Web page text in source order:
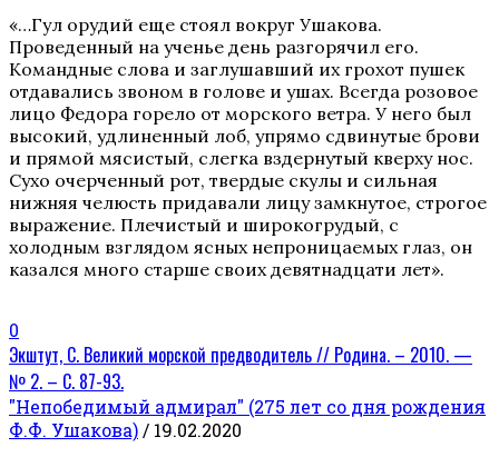
«…Гул орудий еще стоял вокруг Ушакова.
Проведенный на ученье день разгорячил его.
Командные слова и заглушавший их грохот пушек
отдавались звоном в голове и ушах. Всегда розовое
лицо Федора горело от морского ветра. У него был
высокий, удлиненный лоб, упрямо сдвинутые брови
и прямой мясистый, слегка вздернутый кверху нос.
Сухо очерченный рот, твердые скулы и сильная
нижняя челюсть придавали лицу замкнутое, строгое
выражение. Плечистый и широкогрудый, с
холодным взглядом ясных непроницаемых глаз, он
казался много старше своих девятнадцати лет».
0
Экштут, С. Великий морской предводитель // Родина. – 2010. —
№ 2. – С. 87-93.
"Непобедимый адмирал" (275 лет со дня рождения
Ф.Ф. Ушакова)/ 19.02.2020